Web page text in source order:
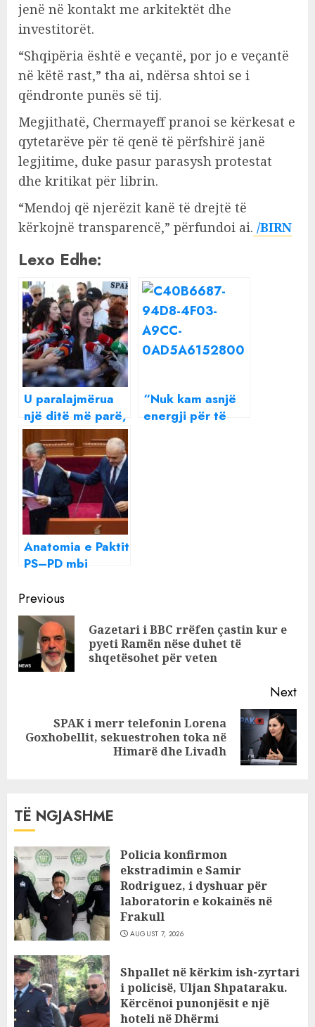
jenë në kontakt me arkitektët dhe
investitorët.
“Shqipëria është e veçantë, por jo e veçantë
në këtë rast,” tha ai, ndërsa shtoi se i
qëndronte punës së tij.
Megjithatë, Chermayeff pranoi se kërkesat e
qytetarëve për të qenë të përfshirë janë
legjitime, duke pasur parasysh protestat
dhe kritikat për librin.
“Mendoj që njerëzit kanë të drejtë të
kërkojnë transparencë,” përfundoi ai. /BIRN
Lexo Edhe:
U paralajmërua
një ditë më parë,
protestuesit padi
në SPAK për
“Albanian Files”
“Nuk kam asnjë
energji për të
Anatomia e Paktit
PS–PD mbi
Kuvendit dhe
çfarë fshihet pas
Continue
Reading
Previous
Gazetari i BBC rrëfen çastin kur e
pyeti Ramën nëse duhet të
shqetësohet për veten
Next
Next
SPAK i merr telefonin Lorena
Goxhobellit, sekuestrohen toka në
Himarë dhe Livadh
TË NGJASHME
Policia konfirmon
ekstradimin e Samir
Rodriguez, i dyshuar për
laboratorin e kokainës në
Frakull
AUGUST 7, 2026
Shpallet në kërkim ish-zyrtari
i policisë, Uljan Shpataraku.
Kërcënoi punonjësit e një
hoteli në Dhërmi